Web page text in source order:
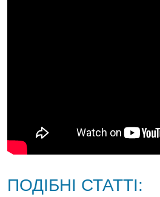
ПОДІБНІ СТАТТІ: